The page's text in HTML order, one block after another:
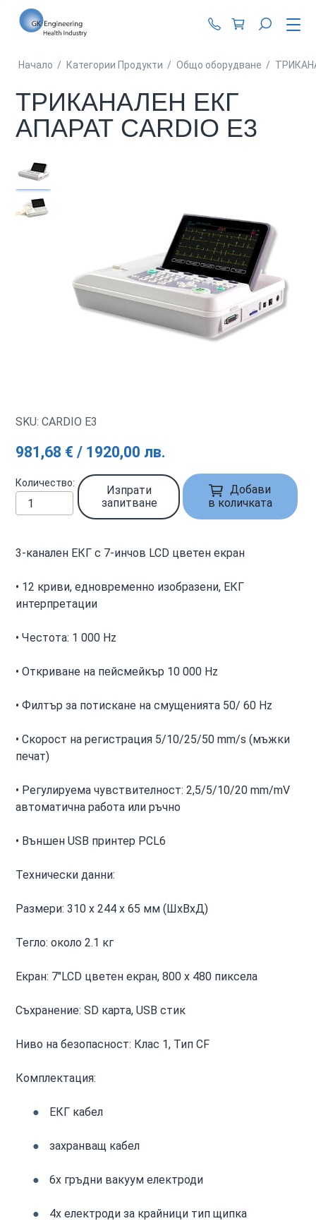
+359 87 990 62
Начало / Категории Продукти / Общо оборудване /
ТРИКАНАЛЕН ЕКГ
АПАРАТ CARDIO E3
SKU: CARDIO E3
981,68 € / 1920,00 лв.
Количество
Изпрати
запитване
Добави
в количката
3-канален ЕКГ с 7-инчов LCD цветен екран
• 12 криви, едновременно изобразени, ЕКГ
интерпретации
• Честота: 1 000 Hz
• Откриване на пейсмейкър 10 000 Hz
• Филтър за потискане на смущенията 50/ 60 Hz
• Скорост на регистрация 5/10/25/50 mm/s (мъжки
печат)
• Регулируема чувствителност: 2,5/5/10/20 mm/mV
автоматична работа или ръчно
• Външен USB принтер PCL6
Технически данни:
Размери: 310 x 244 x 65 мм (ШxВxД)
Тегло: около 2.1 кг
Екран: 7"LCD цветен екран, 800 x 480 пиксела
Съхранение: SD карта, USB стик
Ниво на безопасност: Клас 1, Тип CF
Комплектация:
ЕКГ кабел
захранващ кабел
6x гръдни вакуум електроди
4x електроди за крайници тип щипка